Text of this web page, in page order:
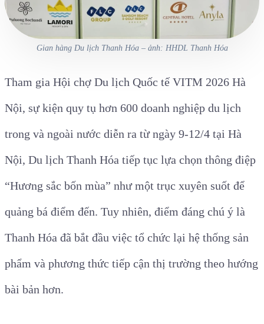
Gian hàng Du lịch Thanh Hóa – ảnh: HHDL Thanh Hóa
Tham gia Hội chợ Du lịch Quốc tế VITM 2026 Hà
Nội, sự kiện quy tụ hơn 600 doanh nghiệp du lịch
trong và ngoài nước diễn ra từ ngày 9-12/4 tại Hà
Nội, Du lịch Thanh Hóa tiếp tục lựa chọn thông điệp
“Hương sắc bốn mùa” như một trục xuyên suốt để
quảng bá điểm đến. Tuy nhiên, điểm đáng chú ý là
Thanh Hóa đã bắt đầu việc tổ chức lại hệ thống sản
phẩm và phương thức tiếp cận thị trường theo hướng
bài bản hơn.